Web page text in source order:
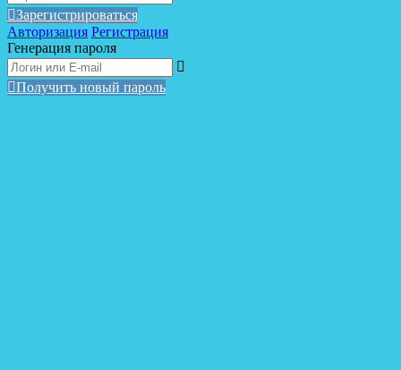
Зарегистрироваться
Авторизация Регистрация
Генерация пароля
Получить новый пароль